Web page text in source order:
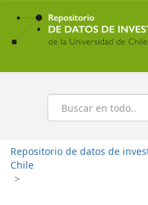
Ir
contenido
principal
Buscar
Repositorio de datos de
Chile
>